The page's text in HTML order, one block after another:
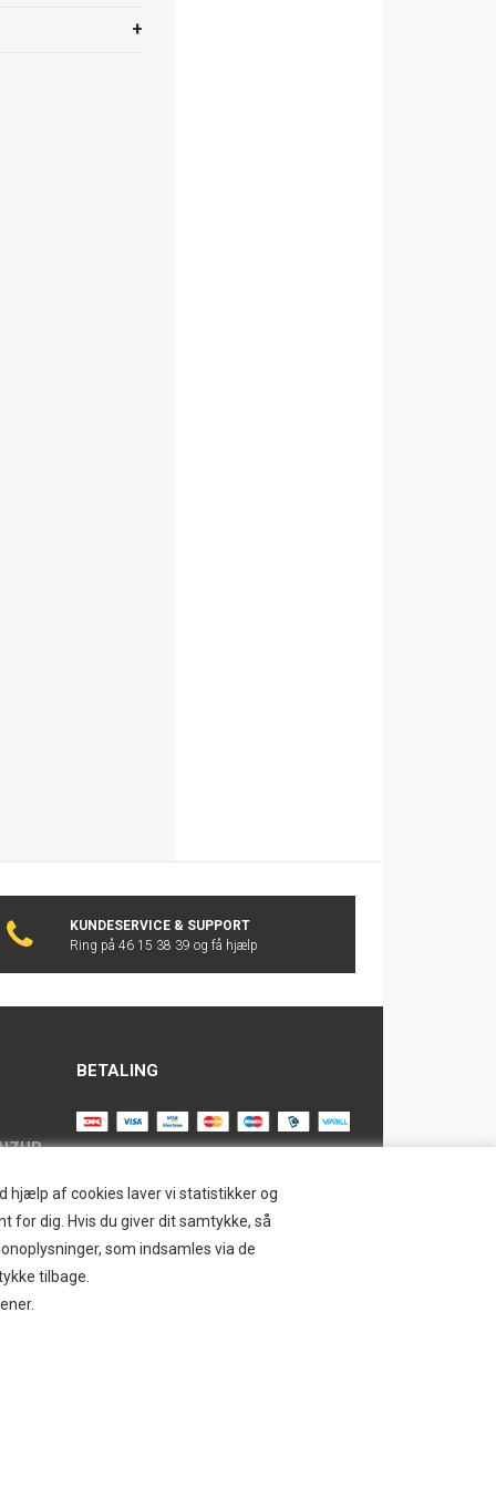
hjælp af cookies laver vi statistikker og
for dig. Hvis du giver dit samtykke, så
som indsamles via de
tilbage.
KUNDESERVICE & SUPPORT
Ring på 46 15 38 39 og få hjælp
BETALING
Tilmeld dig vores nyhedsbrev og
modtag eksklusive tilbud og nyheder i
shoppen. Du kan til en hver tid afmelde